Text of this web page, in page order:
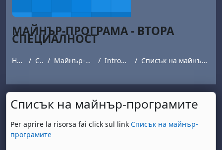
МАЙНЪР-ПРОГРАМА - ВТОРА
СПЕЦИАЛНОСТ
Home Corsi Майнър-програма Introduzione Списък на майнър-програмите
Списък на майнър-програмите
Aggregazione dei criteri
Per aprire la risorsa fai click sul link Списък на майнър-
програмите